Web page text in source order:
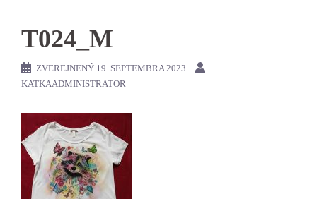
T024_M
ZVEREJNENÝ 19. SEPTEMBRA 2023
KATKAADMINISTRATOR